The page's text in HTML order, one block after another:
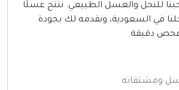
للنحل والعسل الطبيعي. ننتج عسلًا
في السعودية، ونقدمه لك بجودة